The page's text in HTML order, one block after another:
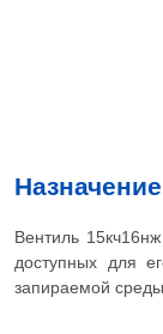
Вентиль
доступных для
запираемой